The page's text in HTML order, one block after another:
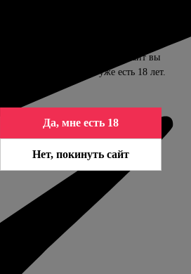
совершеннолетних. Входя на сайт вы
подтверждаете, что вам уже есть 18 лет.
Да, мне есть 18
Нет, покинуть сайт